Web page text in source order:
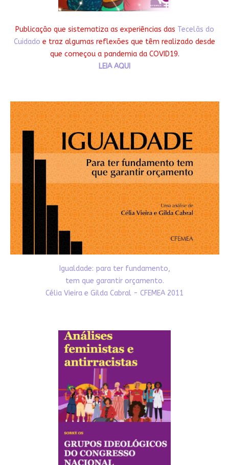
Publicação que sistematiza as experiências das Tecelãs do
Cuidado e traz algumas reflexões que têm realizado desde
que começou a pandemia da COVID19.
LEIA AQUI
Igualdade: para ter fundamento,
tem que garantir orçamento.
Célia Vieira e Gilda Cabral - CFEMEA 2011